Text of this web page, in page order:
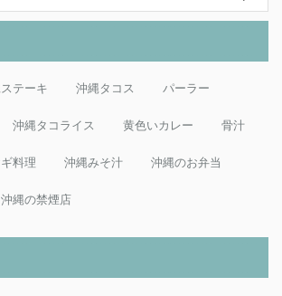
テーキ 沖縄タコス パーラー
沖縄タコライス 黄色いカレー 骨汁
料理 沖縄みそ汁 沖縄のお弁当
沖縄の禁煙店